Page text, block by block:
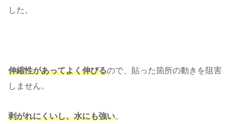
した。
伸縮性があってよく伸びるので、貼った箇所の動きを阻害
しません。
剥がれにくいし、水にも強い。